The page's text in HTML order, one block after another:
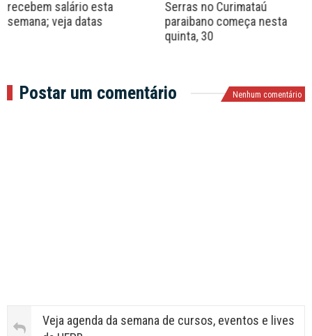
recebem salário esta
semana; veja datas
Serras no Curimataú
paraibano começa nesta
quinta, 30
Postar um comentário Nenhum comentário
Veja agenda da semana de cursos, eventos e lives